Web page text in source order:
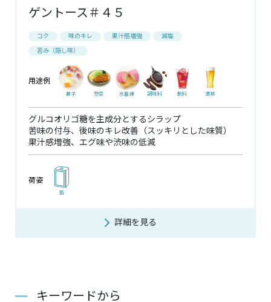
ゲントース＃４５
コク 味のキレ 果汁感増強 減塩
苦み（隠し味）
用途例
菓子 惣菜 水畜練 調味料 飲料 酒類
グルコオリゴ糖を主成分とするシラップ
苦味の付与、後味のキレ改善（スッキリとした味質）
果汁感増強、エグ味や渋味の低減
荷姿
缶
詳細を見る
キーワードから